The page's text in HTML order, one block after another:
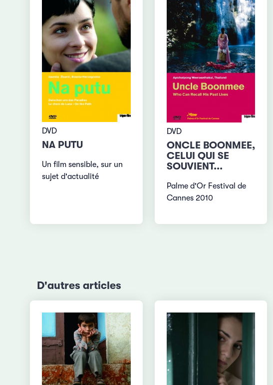
DVD
NA PUTU
Un film sensible, sur un
sujet d'actualité
DVD
ONCLE BOONMEE,
CELUI QUI SE
SOUVIENT...
Palme d'Or Festival de
Cannes 2010
D'autres articles